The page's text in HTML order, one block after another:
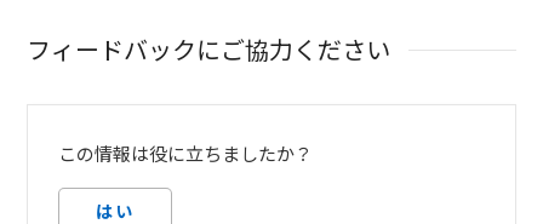
フィードバックにご協力ください
この情報は役に立ちましたか？
はい